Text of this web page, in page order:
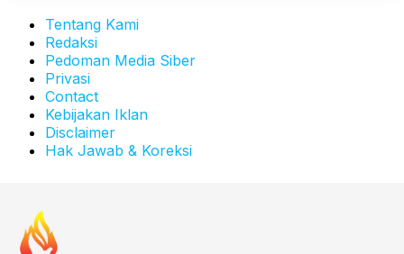
Tentang Kami
Redaksi
Pedoman Media Siber
Privasi
Contact
Kebijakan Iklan
Disclaimer
Hak Jawab & Koreksi